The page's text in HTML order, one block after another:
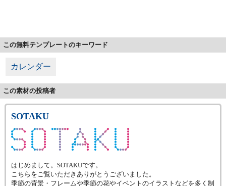
この無料テンプレートのキーワード
カレンダー
この素材の投稿者
SOTAKU
はじめまして。SOTAKUです。
こちらをご覧いただきありがとうございました。
季節の背景・フレームや季節の花やイベントのイラストなどを多く制